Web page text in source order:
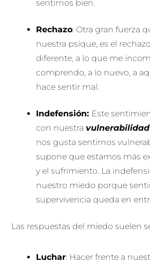
sentirnos bien.
Rechazo: Otra gran fuerza
nuestra psique, es el
diferente, a lo que me
comprendo, a lo nuevo, a
hace sentir mal.
Indefensión: Este
con nuestra
nos gusta sentirnos
supone que estamos más
y el sufrimiento. La
nuestro miedo porque
supervivencia queda en
Las respuestas del miedo suelen
Luchar: Hacer frente a